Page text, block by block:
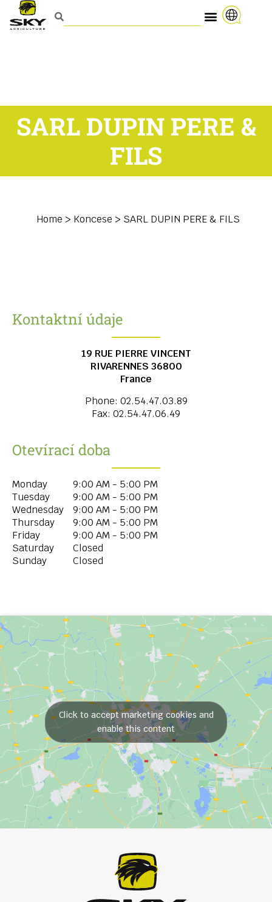
SARL DUPIN PERE &
FILS
Home > Koncese > SARL DUPIN PERE & FILS
Kontaktní údaje
19 RUE PIERRE VINCENT
RIVARENNES 36800
France
Phone: 02.54.47.03.89
Fax: 02.54.47.06.49
Otevírací doba
Monday
9:00 AM - 5:00 PM
Tuesday
9:00 AM - 5:00 PM
Wednesday
9:00 AM - 5:00 PM
Thursday
9:00 AM - 5:00 PM
Friday
9:00 AM - 5:00 PM
Saturday
Closed
Sunday
Closed
Click to accept marketing cookies and
enable this content